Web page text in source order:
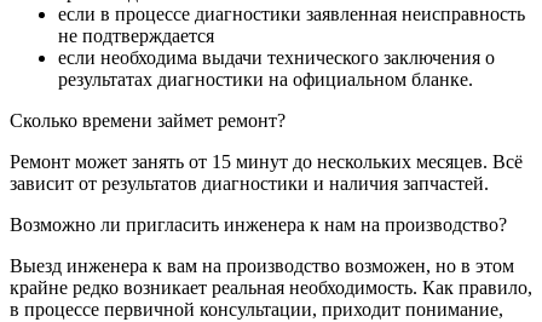
если в процессе диагностики заявленная неисправность
не подтверждается
если необходима выдачи технического заключения о
результатах диагностики на официальном бланке.
Сколько времени займет ремонт?
Ремонт может занять от 15 минут до нескольких месяцев. Всё
зависит от результатов диагностики и наличия запчастей.
Возможно ли пригласить инженера к нам на производство?
Выезд инженера к вам на производство возможен, но в этом
крайне редко возникает реальная необходимость. Как правило,
в процессе первичной консультации, приходит понимание,